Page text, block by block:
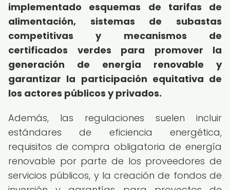
implementado esquemas de tarifas de
alimentación, sistemas de subastas
competitivas y mecanismos de
certificados verdes para promover la
generación de energía renovable y
garantizar la participación equitativa de
los actores públicos y privados.
Además, las regulaciones suelen incluir
estándares de eficiencia energética,
requisitos de compra obligatoria de energía
renovable por parte de los proveedores de
servicios públicos, y la creación de fondos de